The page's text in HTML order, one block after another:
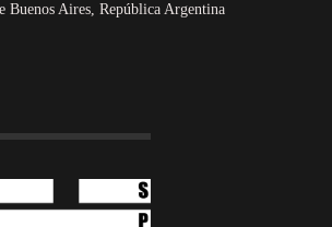
Buenos Aires, República Argentina